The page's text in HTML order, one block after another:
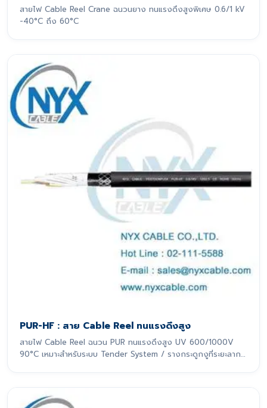
สายไฟ Cable Reel Crane ฉนวนยาง ทนแรงดึงสูงพิเศษ 0.6/1 kV
-40°C ถึง 60°C
PUR-HF : สาย Cable Reel ทนแรงดึงสูง
สายไฟ Cable Reel ฉนวน PUR ทนแรงดึงสูง UV 600/1000V
90°C เหมาะสำหรับระบบ Tender System / รางกระดูกงูที่ระยะลาก